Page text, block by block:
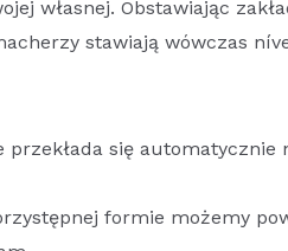
własnej. Obstawiając
stawiają wówczas
przekłada się automatycznie
formie możemy